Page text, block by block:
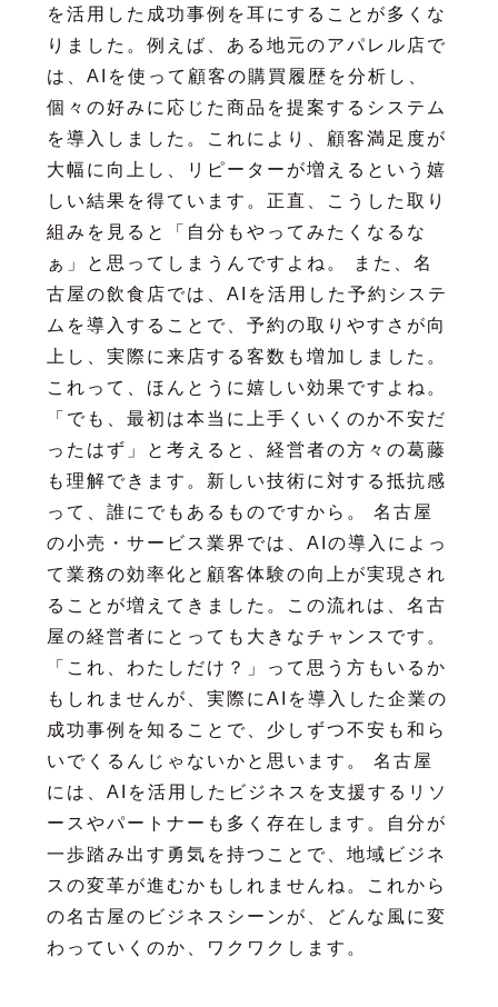
を活用した成功事例を耳にすることが多くな
りました。例えば、ある地元のアパレル店で
は、AIを使って顧客の購買履歴を分析し、
個々の好みに応じた商品を提案するシステム
を導入しました。これにより、顧客満足度が
大幅に向上し、リピーターが増えるという嬉
しい結果を得ています。正直、こうした取り
組みを見ると「自分もやってみたくなるな
ぁ」と思ってしまうんですよね。 また、名
古屋の飲食店では、AIを活用した予約システ
ムを導入することで、予約の取りやすさが向
上し、実際に来店する客数も増加しました。
これって、ほんとうに嬉しい効果ですよね。
「でも、最初は本当に上手くいくのか不安だ
ったはず」と考えると、経営者の方々の葛藤
も理解できます。新しい技術に対する抵抗感
って、誰にでもあるものですから。 名古屋
の小売・サービス業界では、AIの導入によっ
て業務の効率化と顧客体験の向上が実現され
ることが増えてきました。この流れは、名古
屋の経営者にとっても大きなチャンスです。
「これ、わたしだけ？」って思う方もいるか
もしれませんが、実際にAIを導入した企業の
成功事例を知ることで、少しずつ不安も和ら
いでくるんじゃないかと思います。 名古屋
には、AIを活用したビジネスを支援するリソ
ースやパートナーも多く存在します。自分が
一歩踏み出す勇気を持つことで、地域ビジネ
スの変革が進むかもしれませんね。これから
の名古屋のビジネスシーンが、どんな風に変
わっていくのか、ワクワクします。